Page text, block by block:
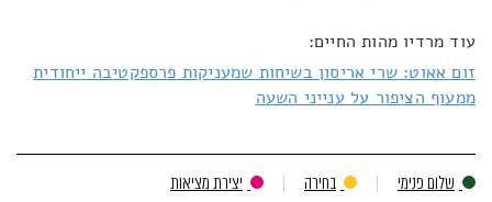
עוד מרדיו מהות החיים:
זום אאוט: שרי אריסון בשיחות שמעניקות פרספקטיבה ייחודית
ממעוף הציפור על ענייני השעה
שלום פנימי בחירה יצירת מציאות